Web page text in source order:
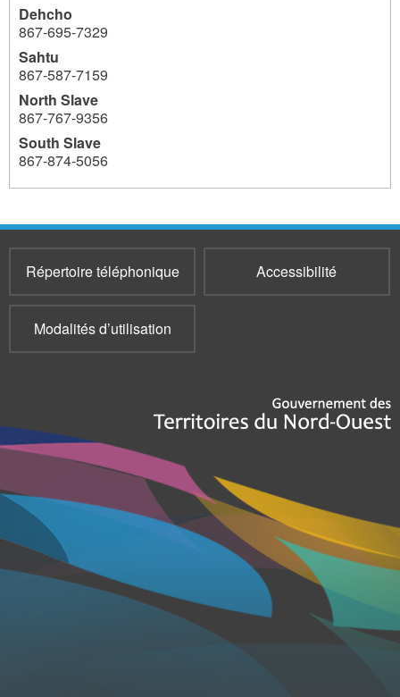
Dehcho
867-695-7329
Sahtu
867-587-7159
North Slave
867-767-9356
South Slave
867‐874-5056
3803
Répertoire téléphonique Accessibilité
Modalités d’utilisation